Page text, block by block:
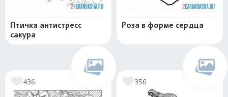
Птичка антистресс
сакура
Роза в форме сердца
436 356